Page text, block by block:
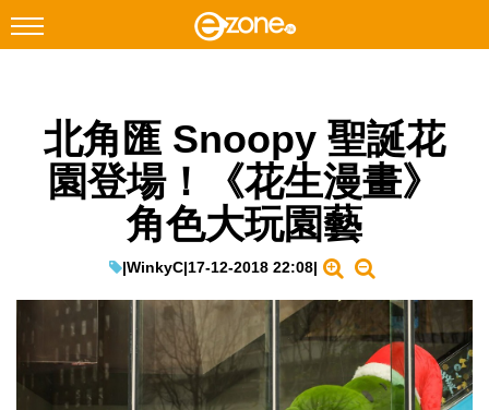
Facebook Instagram
科技焦點
教學評測
EduTech
IT Times
北角匯 Snoopy 聖誕花
園登場！《花生漫畫》
角色大玩園藝
|WinkyC|17-12-2018 22:08|